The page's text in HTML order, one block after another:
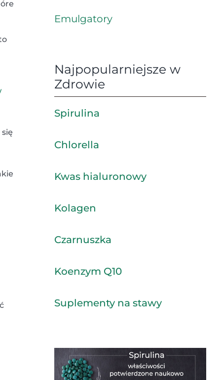
Emulgatory
Najpopularniejsze w
Zdrowie
Spirulina
Chlorella
Kwas hialuronowy
Kolagen
Czarnuszka
Koenzym Q10
Suplementy na stawy